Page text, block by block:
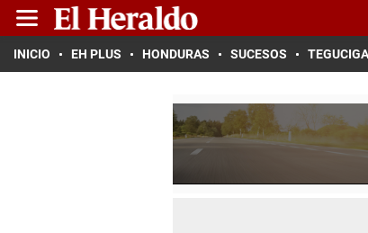
INICIO EH PLUS HONDURAS SUCESOS